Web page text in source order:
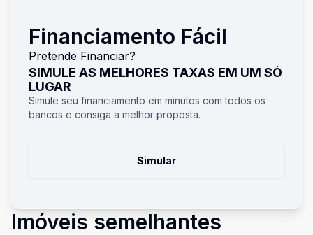
Financiamento Fácil
Pretende Financiar?
SIMULE AS MELHORES TAXAS EM UM SÓ
LUGAR
Simule seu financiamento em minutos com todos os
bancos e consiga a melhor proposta.
Simular
Imóveis semelhantes